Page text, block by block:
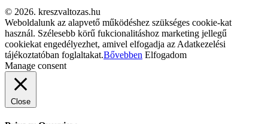
© 2026. kreszvaltozas.hu
Weboldalunk az alapvető működéshez szükséges cookie-kat
használ. Szélesebb körű fukcionalitáshoz marketing jellegű
cookiekat engedélyezhet, amivel elfogadja az Adatkezelési
tájékoztatóban foglaltakat.Bővebben Elfogadom
Manage consent
Close